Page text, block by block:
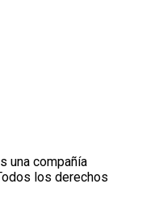
una compañía
los derechos